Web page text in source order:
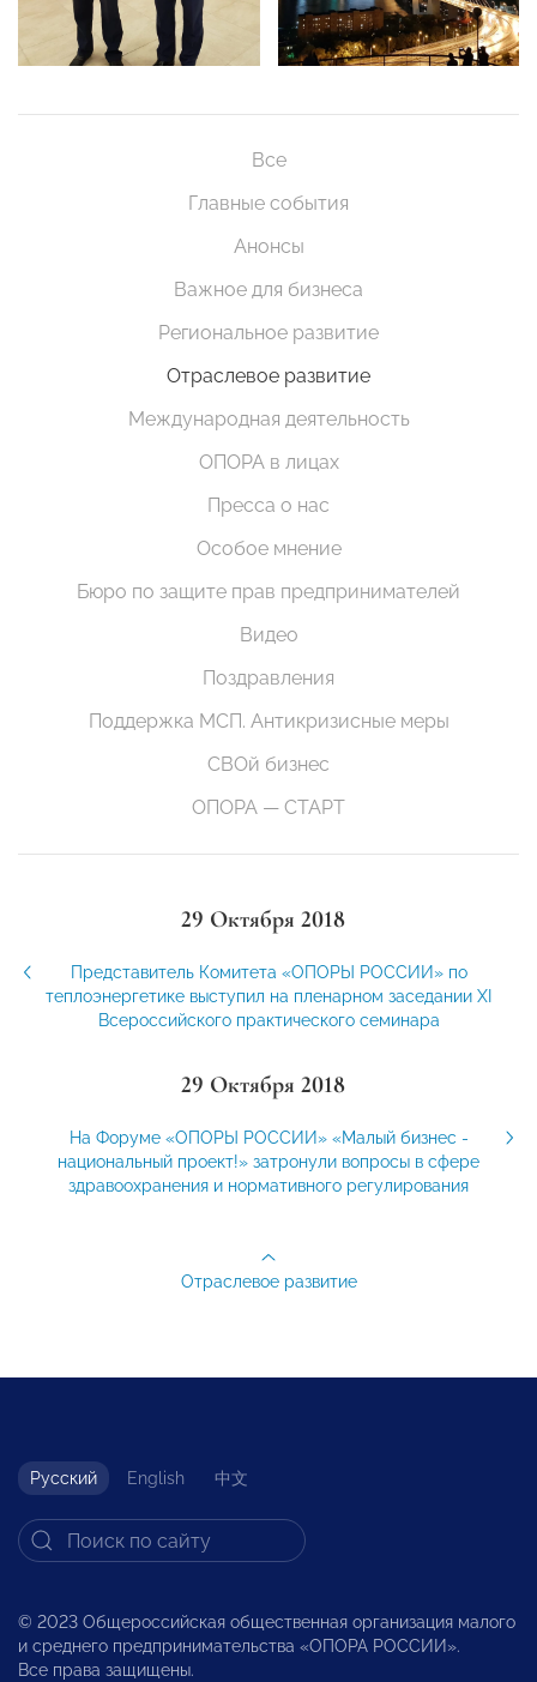
Все
Главные события
Анонсы
Важное для бизнеса
Региональное развитие
Отраслевое развитие
Международная деятельность
ОПОРА в лицах
Пресса о нас
Особое мнение
Бюро по защите прав предпринимателей
Видео
Поздравления
Поддержка МСП. Антикризисные меры
СВОй бизнес
ОПОРА — СТАРТ
29 Октября 2018
Представитель Комитета «ОПОРЫ РОССИИ» по
теплоэнергетике выступил на пленарном заседании XI
Всероссийского практического семинара
29 Октября 2018
На Форуме «ОПОРЫ РОССИИ» «Малый бизнес -
национальный проект!» затронули вопросы в сфере
здравоохранения и нормативного регулирования
Отраслевое развитие
Русский English 中文
© 2023 Общероссийская общественная организация малого
и среднего предпринимательства «ОПОРА РОССИИ».
Все права защищены.